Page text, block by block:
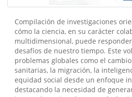
Compilación de investigaciones
cómo la ciencia, en su carácter
multidimensional, puede
desafíos de nuestro tiempo. Este
problemas globales como el
sanitarias, la migración, la
equidad social desde un enfoque
destacando la necesidad de